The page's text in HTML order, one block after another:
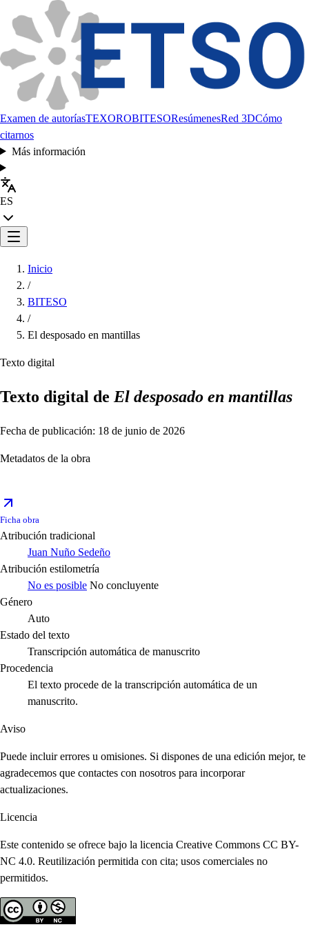
Examen de autoríasTEXOROBITESOResúmenesRed 3DCómo
citarnos
Más información
ES
Inicio
/
BITESO
/
El desposado en mantillas
Texto digital
Texto digital de El desposado en mantillas
Fecha de publicación: 18 de junio de 2026
Metadatos de la obra
Ficha obra
Atribución tradicional
Juan Nuño Sedeño
Atribución estilometría
No es posible No concluyente
Género
Auto
Estado del texto
Transcripción automática de manuscrito
Procedencia
El texto procede de la transcripción automática de un
manuscrito.
Aviso
Puede incluir errores u omisiones. Si dispones de una edición mejor, te
agradecemos que contactes con nosotros para incorporar
actualizaciones.
Licencia
Este contenido se ofrece bajo la licencia Creative Commons CC BY-
NC 4.0. Reutilización permitida con cita; usos comerciales no
permitidos.